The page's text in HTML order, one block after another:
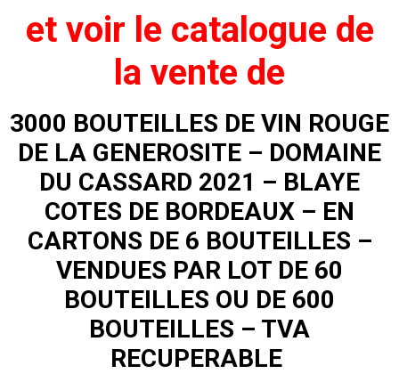
et voir le catalogue de
la vente de
3000 BOUTEILLES DE VIN ROUGE
DE LA GENEROSITE – DOMAINE
DU CASSARD 2021 – BLAYE
COTES DE BORDEAUX – EN
CARTONS DE 6 BOUTEILLES –
VENDUES PAR LOT DE 60
BOUTEILLES OU DE 600
BOUTEILLES – TVA
RECUPERABLE